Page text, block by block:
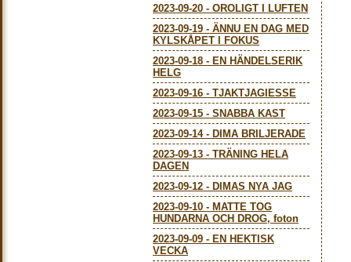
2023-09-20 - OROLIGT I LUFTEN
2023-09-19 - ÄNNU EN DAG MED
KYLSKÅPET I FOKUS
2023-09-18 - EN HÄNDELSERIK
HELG
2023-09-16 - TJAKTJAGIESSE
2023-09-15 - SNABBA KAST
2023-09-14- DIMA BRILJERADE
2023-09-13 - TRÄNING HELA
DAGEN
2023-09-12 - DIMAS NYA JAG
2023-09-10 - MATTE TOG
HUNDARNA OCH DROG, foton
2023-09-09 - EN HEKTISK
VECKA